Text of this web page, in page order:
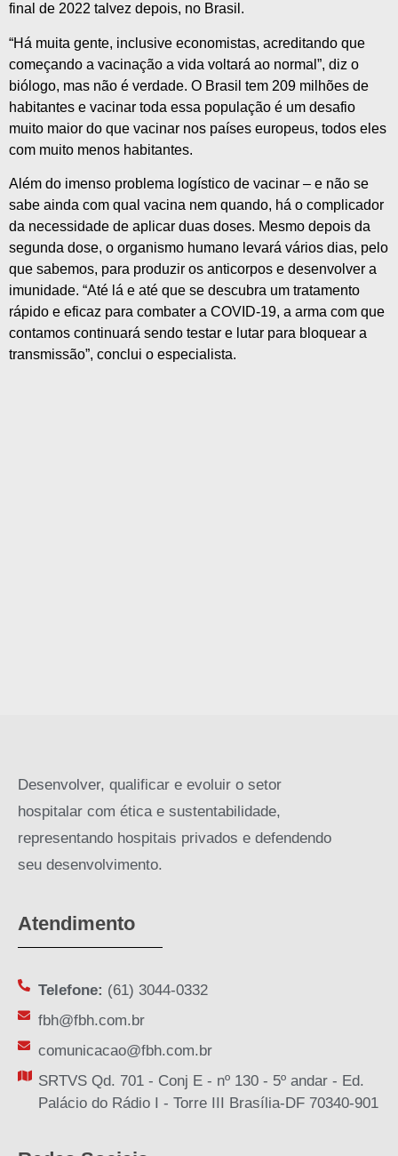
final de 2022 talvez depois, no Brasil.
“Há muita gente, inclusive economistas, acreditando que
começando a vacinação a vida voltará ao normal”, diz o
biólogo, mas não é verdade. O Brasil tem 209 milhões de
habitantes e vacinar toda essa população é um desafio
muito maior do que vacinar nos países europeus, todos eles
com muito menos habitantes.
Além do imenso problema logístico de vacinar – e não se
sabe ainda com qual vacina nem quando, há o complicador
da necessidade de aplicar duas doses. Mesmo depois da
segunda dose, o organismo humano levará vários dias, pelo
que sabemos, para produzir os anticorpos e desenvolver a
imunidade. “Até lá e até que se descubra um tratamento
rápido e eficaz para combater a COVID-19, a arma com que
contamos continuará sendo testar e lutar para bloquear a
transmissão”, conclui o especialista.
Desenvolver, qualificar e evoluir o setor
hospitalar com ética e sustentabilidade,
representando hospitais privados e defendendo
seu desenvolvimento.
Atendimento
Telefone: (61) 3044-0332
fbh@fbh.com.br
comunicacao@fbh.com.br
SRTVS Qd. 701 - Conj E - nº 130 - 5º andar - Ed.
Palácio do Rádio I - Torre III Brasília-DF 70340-901